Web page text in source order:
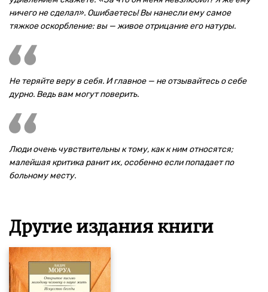
ничего не сделал». Ошибаетесь! Вы нанесли ему самое
тяжкое оскорбление: вы — живое отрицание его натуры.
Не теряйте веру в себя. И главное — не отзывайтесь о себе
дурно. Ведь вам могут поверить.
Люди очень чувствительны к тому, как к ним относятся;
малейшая критика ранит их, особенно если попадает по
больному месту.
Другие издания книги